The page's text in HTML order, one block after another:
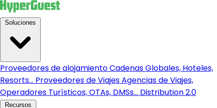
Proveedores de alojamientoCadenas Globales, Hoteles,
Resorts... Proveedores de ViajesAgencias de Viajes,
Operadores Turísticos, OTAs, DMSs... Distribution 2.0